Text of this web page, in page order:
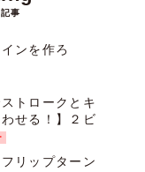
事
ンを作ろ
トロークとキ
せる！】２ビ
リップターン